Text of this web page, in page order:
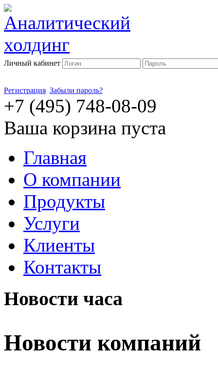
Личный кабинет
Регистрация Забыли пароль?
+7 (495) 748-08-09
Ваша корзина пуста
Главная
О компании
Продукты
Услуги
Клиенты
Контакты
Новости часа
Новости компаний